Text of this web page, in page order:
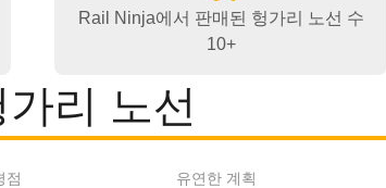
Rail Ninja에서 판매된 헝가리 노선 수
10+
리 노선
점 유연한 계획